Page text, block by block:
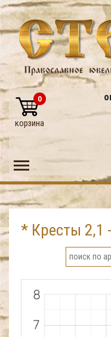
0
корзина
Toggle main menu
* Кресты 2,1